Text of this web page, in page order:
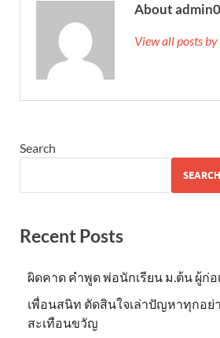
About
View all posts
Search
SEARCH
Recent Posts
ผิดคาด คำพูด พ่อนักเรียน ม.ต้น ผู้ก่อ
เพื่อนสนิท ตัดสินใจเล่าปัญหาทุกอย่
สะเทือนขวัญ